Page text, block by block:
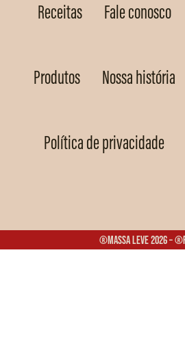
Receitas Fale conosco
Produtos Nossa história
Política de privacidade
®Massa Leve 2026 –